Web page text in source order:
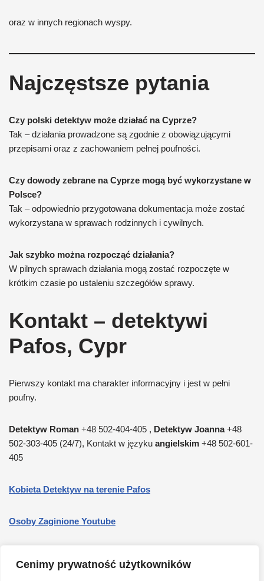
Cenimy prywatność użytkowników
oraz w innych regionach wyspy.
Najczęstsze pytania
Czy polski detektyw może działać na Cyprze?
Tak – działania prowadzone są zgodnie z obowiązującymi
przepisami oraz z zachowaniem pełnej poufności.
Czy dowody zebrane na Cyprze mogą być wykorzystane w
Polsce?
Tak – odpowiednio przygotowana dokumentacja może zostać
wykorzystana w sprawach rodzinnych i cywilnych.
Jak szybko można rozpocząć działania?
W pilnych sprawach działania mogą zostać rozpoczęte w
krótkim czasie po ustaleniu szczegółów sprawy.
Kontakt – detektywi
Pafos, Cypr
Pierwszy kontakt ma charakter informacyjny i jest w pełni
poufny.
Detektyw Roman +48 502-404-405 , Detektyw Joanna+48
502-303-405 (24/7), Kontakt w języku angielskim +48 502-601-
405
Kobieta Detektyw na terenie Pafos
Osoby Zaginione Youtube